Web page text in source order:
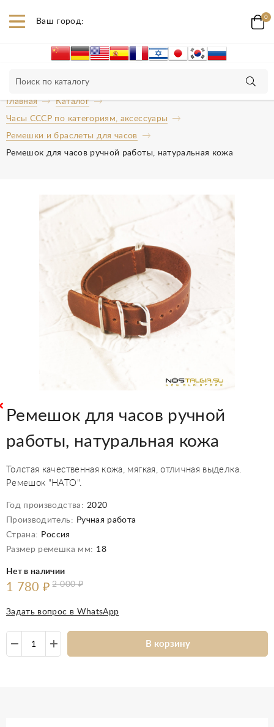
Ваш город: 0
Главная
Каталог
Часы СССР по категориям, аксессуары
Ремешки и браслеты для часов
Ремешок для часов ручной работы, натуральная кожа
Ремешок для часов ручной
работы, натуральная кожа
Толстая качественная кожа, мягкая, отличная выделка.
Ремешок "НАТО".
Год производства: 2020
Производитель: Ручная работа
Страна: Россия
Размер ремешка мм: 18
Нет в наличии
1 780₽ 2 000₽
Задать вопрос в WhatsApp
В корзину